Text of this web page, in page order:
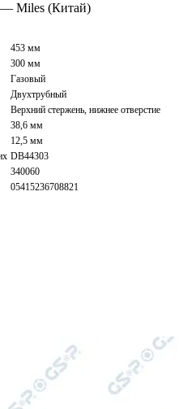
Miles (Китай)
453 мм
300 мм
Газовый
Двухтрубный
Верхний стержень, нижнее отверстие
38,6 мм
12,5 мм
DB44303
340060
05415236708821